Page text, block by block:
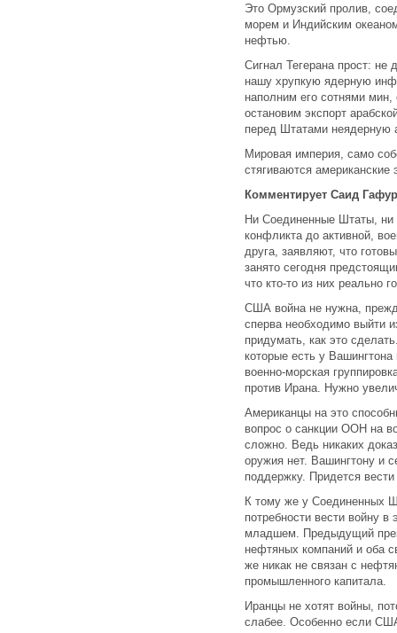
Это Ормузский пролив,
морем и Индийским
нефтью.
Сигнал Тегерана прост: не
нашу хрупкую ядерную
наполним его сотнями
остановим экспорт
перед Штатами неядерную
Мировая империя, само
стягиваются
Комментирует Саид
Ни Соединенные Штаты, ни
конфликта до активной,
друга, заявляют, что
занято сегодня
что кто-то из них реально
США война не нужна,
сперва необходимо выйти
придумать, как это
которые есть у
военно-морская
против Ирана. Нужно
Американцы на это
вопрос о санкции ООН на
сложно. Ведь никаких
оружия нет. Вашингтону и
поддержку. Придется
К тому же у Соединенных
потребности вести войну
младшем. Предыдущий
нефтяных компаний и оба
же никак не связан с
промышленного капитала.
Иранцы не хотят войны,
слабее. Особенно если